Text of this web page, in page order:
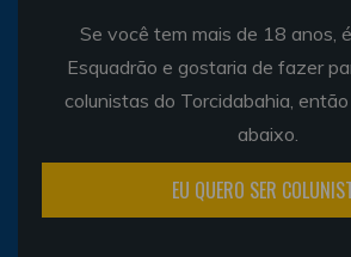
Se você tem mais de 18 anos,
Esquadrão e gostaria de fazer
colunistas do Torcidabahia,
abaixo.
EU QUERO SER